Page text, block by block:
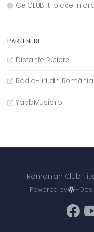
Ce CLUB iti place in
PARTENERI
Distante Rutiere
Radio-uri din România
YabbMusic.ro
Romanian Club
Powered by -